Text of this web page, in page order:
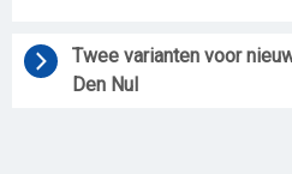
Twee varianten voor
Den Nul